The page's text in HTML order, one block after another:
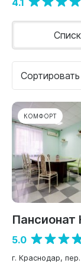
Сортировать
КОМФОРТ
5.0
г. Краснодар,